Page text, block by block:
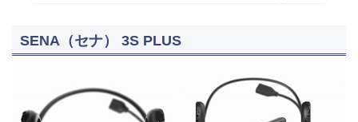
SENA（セナ） 3S PLUS